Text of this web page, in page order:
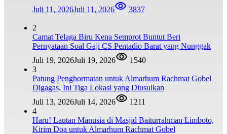
Juli 11, 2026Juli 11, 2026 3837
2
Camat Telaga Biru Kena Semprot Buntut Beri
Pernyataan Soal Gaji CS Pentadio Barat yang Nunggak
Juli 19, 2026Juli 19, 2026
1540
3
Patung Penghormatan untuk Almarhum Rachmat Gobel
Digagas, Ini Tiga Lokasi yang Diusulkan
Juli 13, 2026Juli 14, 2026
1211
4
Haru! Lautan Manusia di Masjid Baiturrahman Limboto,
Kirim Doa untuk Almarhum Rachmat Gobel